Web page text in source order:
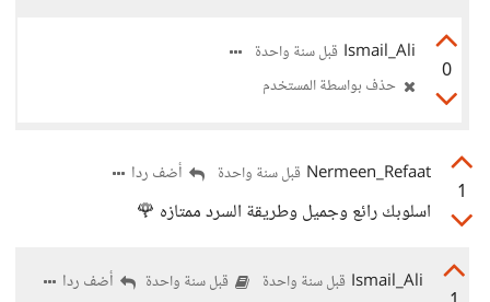
0
Ismail_Ali قبل سنة واحدة
حذف بواسطة المستخدم
1
Nermeen_Refaat قبل سنة واحدة أضف ردا
اسلوبك رائع وجميل وطريقة السرد ممتازه 🌹
Ismail_Ali قبل سنة واحدة قبل سنة واحدة أضف ردا